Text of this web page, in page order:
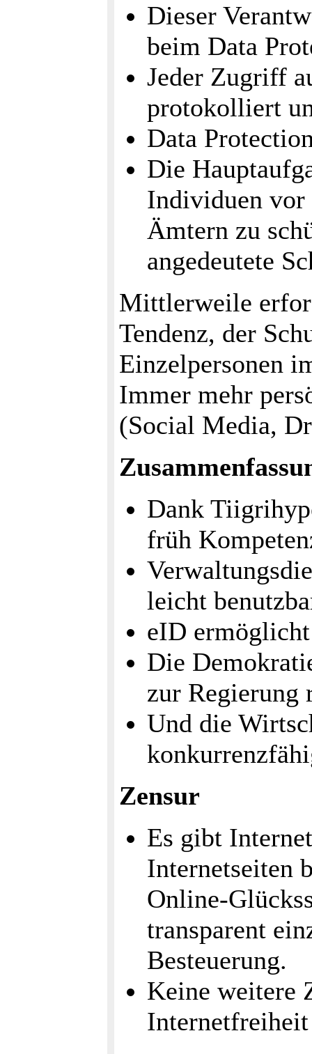
Dieser
beim Data
Jeder Zugriff
protokolliert
Data
Die
Individuen vor
Ämtern zu
angedeutete
Mittlerweile
Tendenz, der
Einzelpersonen
Immer mehr
(Social Media,
Dank
früh
leicht
eID
Die
zur
Und die
Zensur
Es gibt
Internetseiten
Online-
transparent
Besteuerung.
Keine weitere